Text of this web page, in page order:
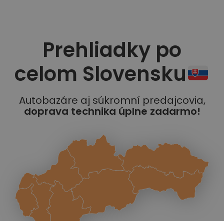
Prehliadky po
celom Slovensku
Autobazáre aj súkromní predajcovia,
doprava technika úplne zadarmo!